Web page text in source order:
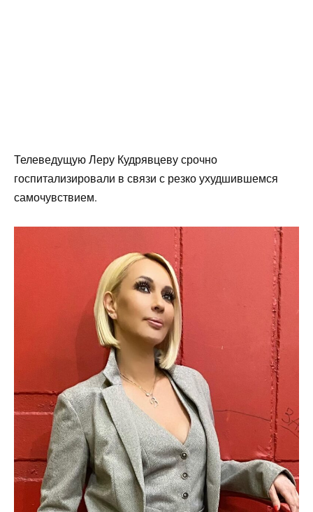
Телеведущую Леру Кудрявцеву срочно
госпитализировали в связи с резко ухудшившемся
самочувствием.